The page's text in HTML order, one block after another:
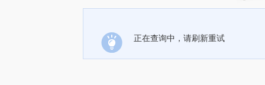
正在查询中，请刷新重试